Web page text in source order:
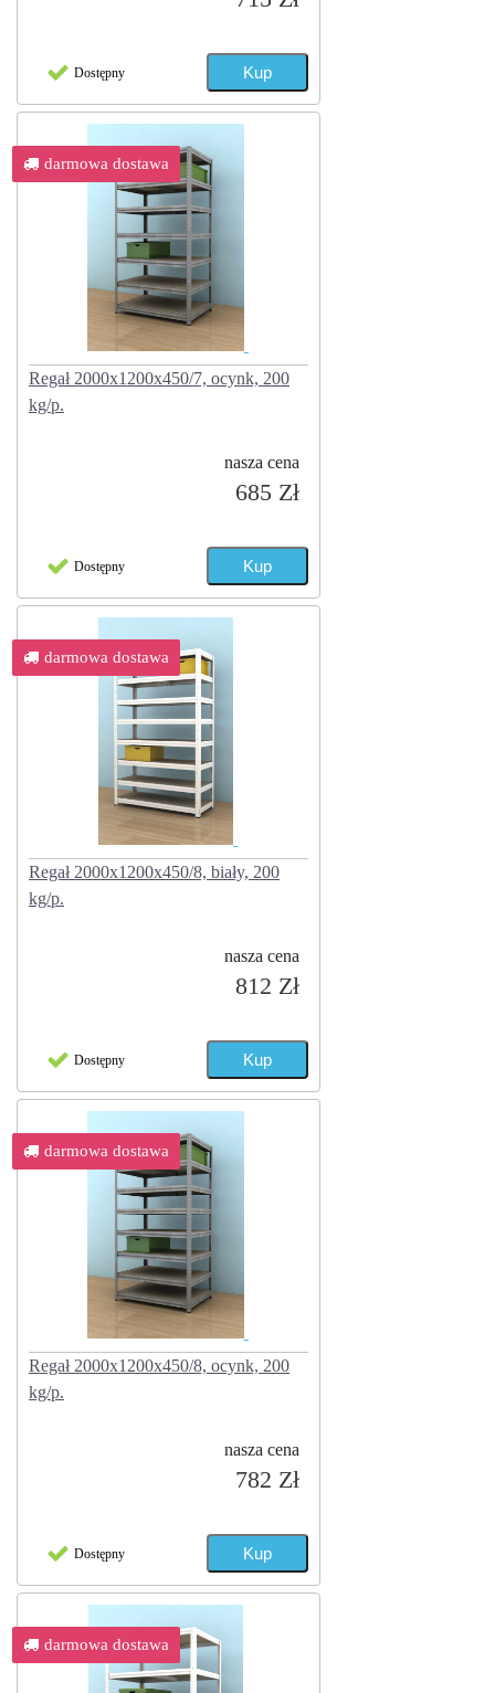
Dostępny
Regał 2000x1200x450/7, ocynk, 200
kg/p.
nasza cena
685 Zł
Dostępny
darmowa dostawa
Regał 2000x1200x450/8, biały, 200
kg/p.
nasza cena
812 Zł
Dostępny
darmowa dostawa
Regał 2000x1200x450/8, ocynk, 200
kg/p.
nasza cena
782 Zł
Dostępny
darmowa dostawa
darmowa dostawa